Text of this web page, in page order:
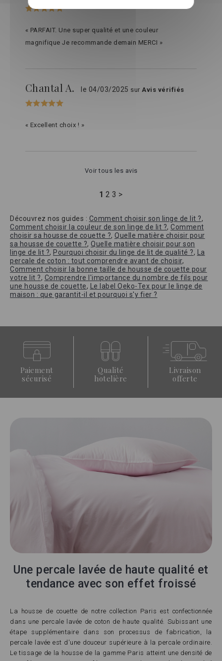
« PARFAIT. Une super qualité et une couleur
magnifique Je recommande demain MERCI »
Chantal A. le 04/03/2025 surAvis vérifiés
« Excellent choix ! »
Voir tous les avis
1 2 3 >
Découvrez nos guides : Comment choisir son linge de lit ?,
Comment choisir la couleur de son linge de lit ?, Comment
choisir sa housse de couette ?, Quelle matière choisir pour
sa housse de couette ?, Quelle matière choisir pour son
linge de lit ?, Pourquoi choisir du linge de lit de qualité ?,
La
percale de coton : tout comprendre avant de choisir,
Comment choisir la bonne taille de housse de couette pour
votre lit ?, Comprendre l'importance du nombre de fils pour
une housse de couette,
Le label Oeko-Tex pour le linge de
maison : que garantit-il et pourquoi s'y fier ?
Paiement
sécurisé
Qualité
hotelière
Livraison
offerte
Une percale lavée de haute qualité et
tendance avec son effet froissé
La housse de couette de notre collection Paris est confectionnée
dans une percale lavée de coton de haute qualité. Subissant une
étape supplémentaire dans son processus de fabrication, la
percale lavée est d'une douceur supérieure à la percale ordinaire.
Le tissage de la housse de la gamme Paris atteint une densité de